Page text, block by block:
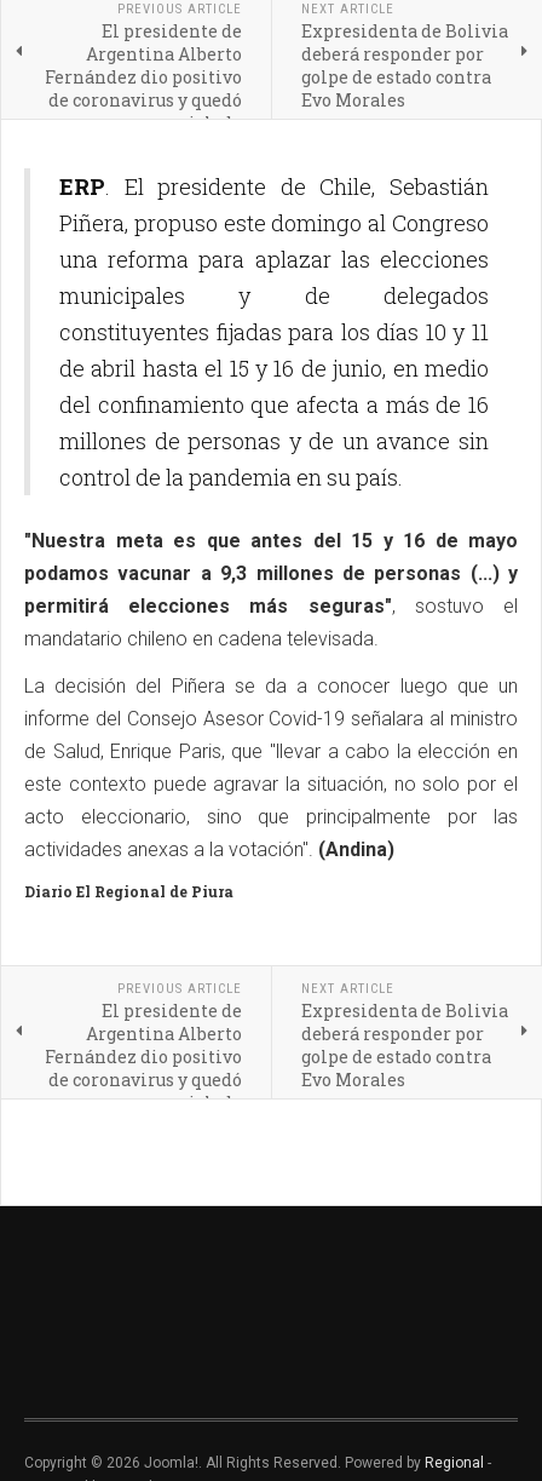
PREVIOUS ARTICLE
El presidente de
Argentina Alberto
Fernández dio positivo
de coronavirus y quedó
aislado
NEXT ARTICLE
Expresidenta de Bolivia
deberá responder por
golpe de estado contra
Evo Morales
ERP. El presidente de Chile, Sebastián
Piñera, propuso este domingo al Congreso
una reforma para aplazar las elecciones
municipales y de delegados
constituyentes fijadas para los días 10 y 11
de abril hasta el 15 y 16 de junio, en medio
del confinamiento que afecta a más de 16
millones de personas y de un avance sin
control de la pandemia en su país.
"Nuestra meta es que antes del 15 y 16 de mayo
podamos vacunar a 9,3 millones de personas (...) y
permitirá elecciones más seguras", sostuvo el
mandatario chileno en cadena televisada.
La decisión del Piñera se da a conocer luego que un
informe del Consejo Asesor Covid-19 señalara al ministro
de Salud, Enrique Paris, que "llevar a cabo la elección en
este contexto puede agravar la situación, no solo por el
acto eleccionario, sino que principalmente por las
actividades anexas a la votación". (Andina)
Diario El Regional de Piura
PREVIOUS ARTICLE
El presidente de
Argentina Alberto
Fernández dio positivo
de coronavirus y quedó
aislado
NEXT ARTICLE
Expresidenta de Bolivia
deberá responder por
golpe de estado contra
Evo Morales
Copyright © 2026 Joomla!. All Rights Reserved. Powered by Regional -